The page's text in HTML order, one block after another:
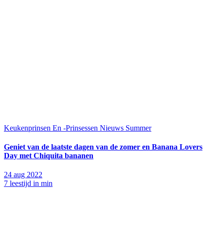
Keukenprinsen En -Prinsessen Nieuws Summer
Geniet van de laatste dagen van de zomer en Banana Lovers
Day met Chiquita bananen
24 aug 2022
7 leestijd in min